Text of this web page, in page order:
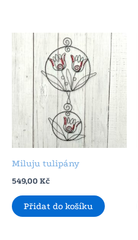
Miluju tulipány
549,00 Kč
Přidat do košíku